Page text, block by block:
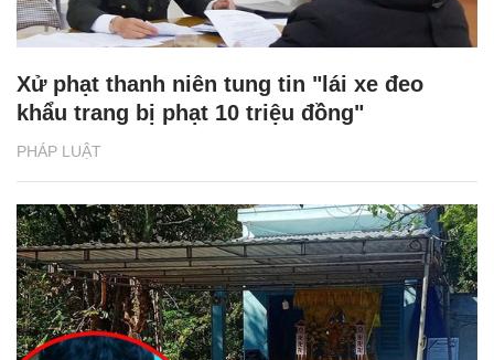
PHÁP LUẬT
Xử phạt thanh niên tung tin "lái xe đeo
khẩu trang bị phạt 10 triệu đồng"